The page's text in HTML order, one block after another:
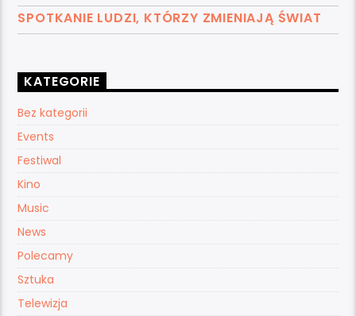
SPOTKANIE LUDZI, KTÓRZY ZMIENIAJĄ ŚWIAT
KATEGORIE
Bez kategorii
Events
Festiwal
Kino
Music
News
Polecamy
Sztuka
Telewizja